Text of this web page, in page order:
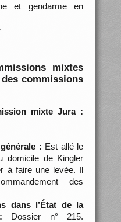
et gendarme en
mixtes
commissions
mixte Jura :
: Est allé le
domicile de Kingler
à faire une levée. Il
des
dans l’État de la
Dossier n° 215.